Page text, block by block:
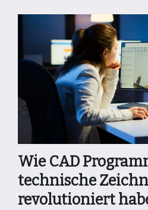
Wie CAD
technische
revolutioniert